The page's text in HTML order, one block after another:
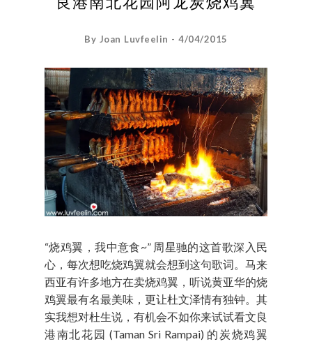
By Joan Luvfeelin - 4/04/2015
“烧鸡翼，我中意食~” 周星驰的这首歌深入民
心，每次想吃烧鸡翼就会想到这句歌词。马来
西亚有许多地方在卖烧鸡翼，听说黄亚华的烧
鸡翼最有名最美味，更让杜文泽情有独钟。其
实我想对杜生说，有机会不如你来试试看文良
港南北花园 (Taman Sri Rampai) 的炭烧鸡翼